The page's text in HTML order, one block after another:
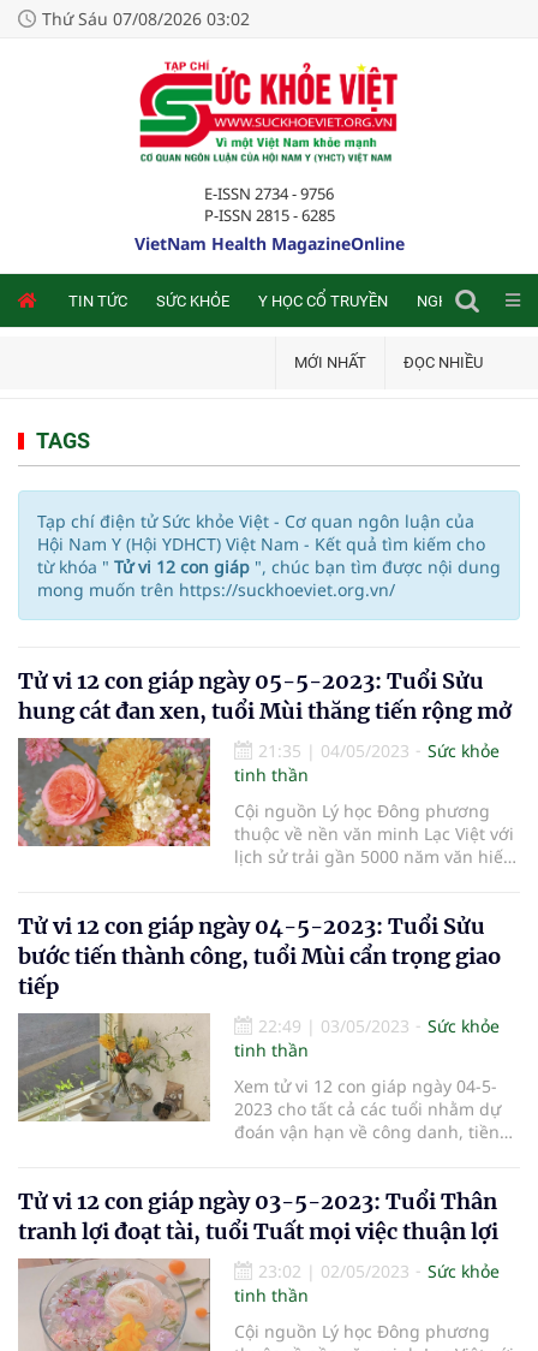
Thứ Sáu 07/08/2026 03:02
E-ISSN 2734 - 9756
P-ISSN 2815 - 6285
VietNam Health MagazineOnline
TIN TỨC SỨC KHỎE Y HỌC CỔ TRUYỀN NGHIÊN CỨU
MỚI NHẤT ĐỌC NHIỀU
TAGS
Tạp chí điện tử Sức khỏe Việt - Cơ quan ngôn luận của
Hội Nam Y (Hội YDHCT) Việt Nam - Kết quả tìm kiếm cho
từ khóa " Tử vi 12 con giáp ", chúc bạn tìm được nội dung
mong muốn trên https://suckhoeviet.org.vn/
Tử vi 12 con giáp ngày 05-5-2023: Tuổi Sửu
hung cát đan xen, tuổi Mùi thăng tiến rộng mở
21:35 | 04/05/2023
Sức khỏe
tinh thần
Cội nguồn Lý học Đông phương
thuộc về nền văn minh Lạc Việt với
lịch sử trải gần 5000 năm văn hiến,
học nhất quán, hoàn chỉnh, có tính
hợp lý nội tại, tính quy luật và tính
khách quan, miêu tả cu
Tử vi 12 con giáp ngày 04-5-2023: Tuổi Sửu
bước tiến thành công, tuổi Mùi cẩn trọng giao
tiếp
22:49 | 03/05/2023
Sức khỏe
tinh thần
Xem tử vi 12 con giáp ngày 04-5-
2023 cho tất cả các tuổi nhằm dự
đoán vận hạn về công danh, tiền
Tử vi 12 con giáp ngày 03-5-2023: Tuổi Thân
tranh lợi đoạt tài, tuổi Tuất mọi việc thuận lợi
23:02 | 02/05/2023
Sức khỏe
tinh thần
Cội nguồn Lý học Đông phương